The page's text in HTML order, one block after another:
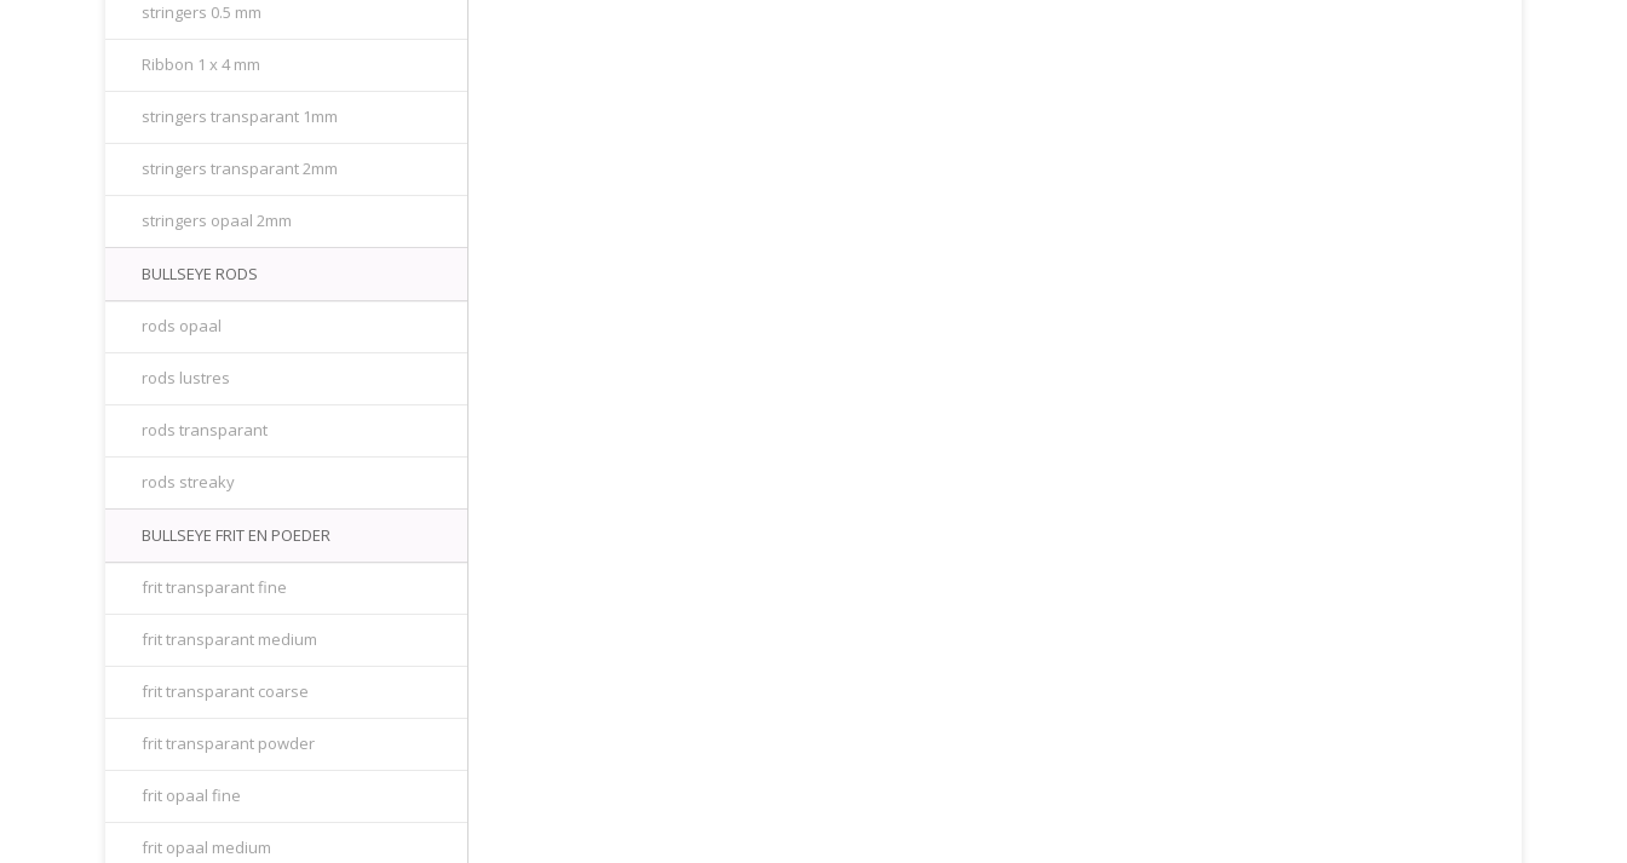
stringers 0.5 mm
Ribbon 1 x 4 mm
stringers transparant 1mm
stringers transparant 2mm
stringers opaal 2mm
BULLSEYE RODS
rods opaal
rods lustres
rods transparant
rods streaky
BULLSEYE FRIT EN POEDER
frit transparant fine
frit transparant medium
frit transparant coarse
frit transparant powder
frit opaal fine
frit opaal medium